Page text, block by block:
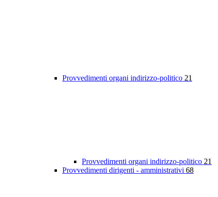
Provvedimenti organi indirizzo-politico 21
Provvedimenti organi indirizzo-politico 21
Provvedimenti dirigenti - amministrativi 68